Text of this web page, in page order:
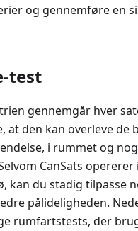
og gennemføre en
test
gennemgår hver
at den kan overleve de
i rummet og
CanSats opererer
kan du stadig tilpasse
pålideligheden.
rumfartstests, der